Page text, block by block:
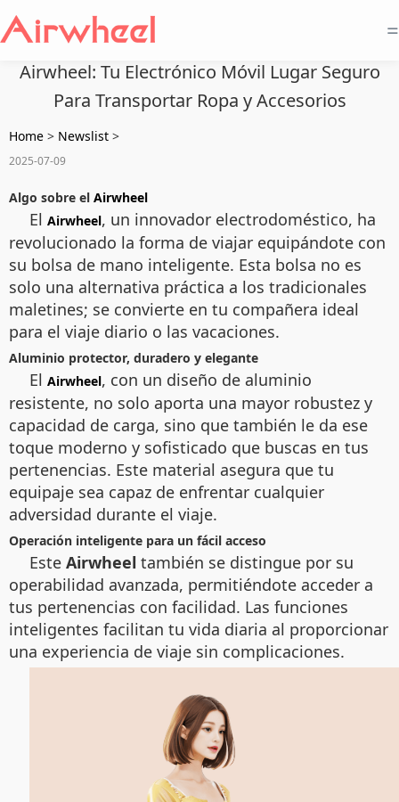
=
Airwheel: Tu Electrónico Móvil Lugar Seguro
Para Transportar Ropa y Accesorios
Home > Newslist >
2025-07-09
Algo sobre el Airwheel
El Airwheel, un innovador electrodoméstico, ha
revolucionado la forma de viajar equipándote con
su bolsa de mano inteligente. Esta bolsa no es
solo una alternativa práctica a los tradicionales
maletines; se convierte en tu compañera ideal
para el viaje diario o las vacaciones.
Aluminio protector, duradero y elegante
El Airwheel, con un diseño de aluminio
resistente, no solo aporta una mayor robustez y
capacidad de carga, sino que también le da ese
toque moderno y sofisticado que buscas en tus
pertenencias. Este material asegura que tu
equipaje sea capaz de enfrentar cualquier
adversidad durante el viaje.
Operación inteligente para un fácil acceso
Este Airwheel también se distingue por su
operabilidad avanzada, permitiéndote acceder a
tus pertenencias con facilidad. Las funciones
inteligentes facilitan tu vida diaria al proporcionar
una experiencia de viaje sin complicaciones.